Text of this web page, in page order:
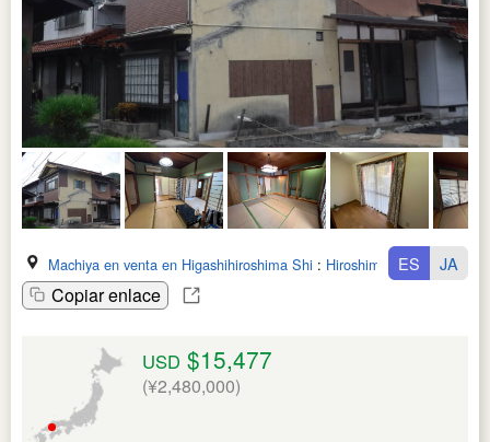
Machiya en venta en Higashihiroshima Shi : Hiroshima Ken
Copiar enlace
ES JA
USD $15,477
(¥2,480,000)